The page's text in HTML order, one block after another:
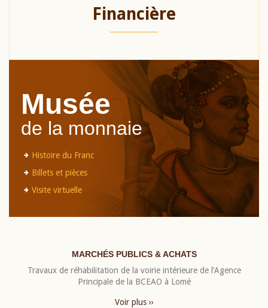
Financière
Musée
de la monnaie
Histoire du Franc
Billets et pièces
Visite virtuelle
MARCHÉS PUBLICS & ACHATS
Travaux de réhabilitation de la voirie intérieure de l’Agence
Principale de la BCEAO à Lomé
Voir plus ››